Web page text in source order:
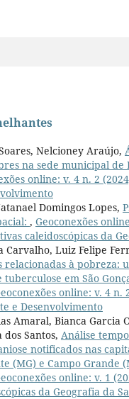
Nelcioney Araújo,
na sede municipal
online: v. 4 n. 2
Domingos Lopes,
, Geoconexões
caleidoscópicas da
Carvalho, Luiz Felipe
relacionadas à pobreza:
tuberculose em São
online: v. 4 n.
e Desenvolvimento
Amaral, Bianca Garcia
Santos, Análise
notificados nas
(MG) e Campo Grande
online: v. 1
da Geografia da